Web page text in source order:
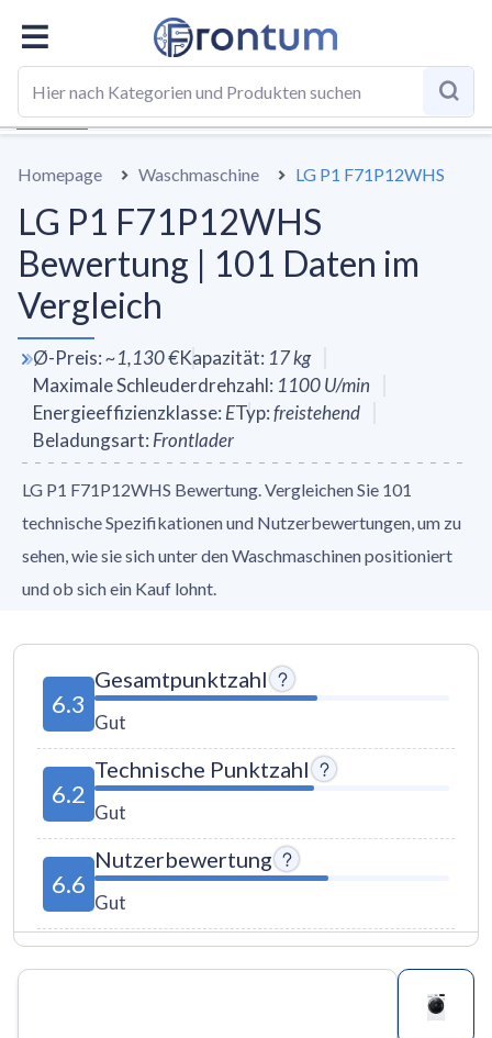
GESAMT SPEZIFIKATIONEN VS DURCHSCHNITT
Homepage Waschmaschine LG P1 F71P12WHS
LG P1 F71P12WHS
Bewertung | 101 Daten im
Vergleich
Ø-Preis:~1,130 €Kapazität: 17kg
Maximale Schleuderdrehzahl: 1100U/min
Energieeffizienzklasse: ETyp:freistehend
Beladungsart: Frontlader
LG P1 F71P12WHS Bewertung. Vergleichen Sie 101
technische Spezifikationen und Nutzerbewertungen, um zu
sehen, wie sie sich unter den Waschmaschinen positioniert
und ob sich ein Kauf lohnt.
6.3
Gesamtpunktzahl
Gut
6.2
Technische Punktzahl
Gut
6.6
Nutzerbewertung
Gut